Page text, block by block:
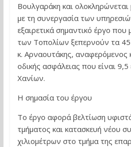
Βουλγαράκη και
με τη συνεργασία των
εξαιρετικά σημαντικό έργο
των Τοπολίων ξεπερνούν τα
κ. Αρναουτάκης, αναφερόμενος
οδικής ασφάλειας που είναι
Χανίων.
Η σημασία του έργου
Το έργο αφορά βελτίωση
τμήματος και κατασκευή νέου
χιλιομέτρων στο τμήμα της